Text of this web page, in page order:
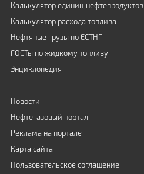
Калькулятор единиц нефтепродуктов
Калькулятор расхода топлива
Нефтяные грузы по ЕСТНГ
ГОСТы по жидкому топливу
Энциклопедия
Новости
Нефтегазовый портал
Реклама на портале
Карта сайта
Пользовательское соглашение